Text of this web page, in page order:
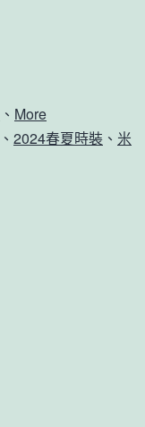
、 More
、 2024春夏時裝 、 米